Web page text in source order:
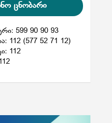
ცნობარი
599 90 90 93
112 (577 52 71 12)
112